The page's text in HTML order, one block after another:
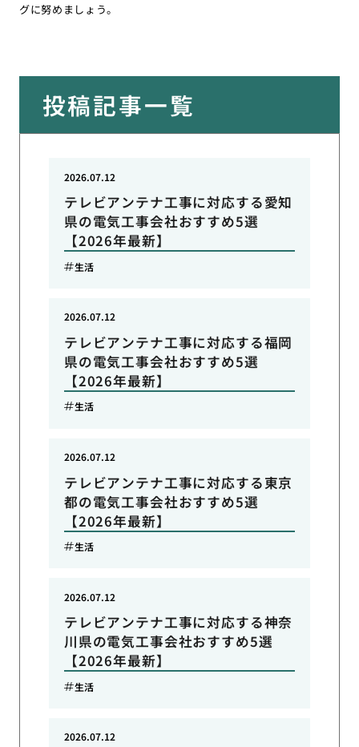
グに努めましょう。
投稿記事一覧
テレビアンテナ工事に対応する愛知
県の電気工事会社おすすめ5選
【2026年最新】
2026.07.12
生活
テレビアンテナ工事に対応する福岡
県の電気工事会社おすすめ5選
【2026年最新】
2026.07.12
生活
テレビアンテナ工事に対応する東京
都の電気工事会社おすすめ5選
【2026年最新】
2026.07.12
生活
テレビアンテナ工事に対応する神奈
川県の電気工事会社おすすめ5選
【2026年最新】
2026.07.12
生活
2026.07.12